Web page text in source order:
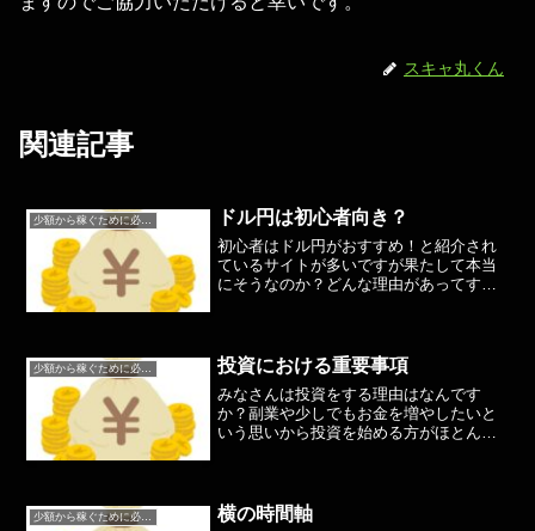
スキャ丸くん
関連記事
少額から稼ぐために必要なこと ドル円は初心者向き？
初心者はドル円がおすすめ！と紹介され
ているサイトが多いですが果たして本当
にそうなのか？どんな理由があってすす
狭い・市場参加者が多いの...
投資における重要事項
みなさんは投資をする理由はなんです
か？副業や少しでもお金を増やしたいと
いう思いから投資を始める方がほとんど
思いますしかし、そ...
横の時間軸